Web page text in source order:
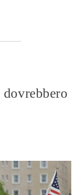
dovrebbero